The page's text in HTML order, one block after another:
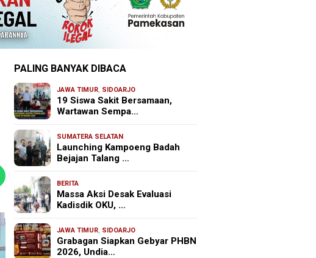
PALING BANYAK DIBACA
JAWA TIMUR, SIDOARJO
19 Siswa Sakit Bersamaan,
Wartawan Sempa…
SUMATERA SELATAN
Launching Kampoeng Badah
Bejajan Talang …
BERITA
Massa Aksi Desak Evaluasi
Kadisdik OKU, …
JAWA TIMUR, SIDOARJO
Grabagan Siapkan Gebyar PHBN
2026, Undia…